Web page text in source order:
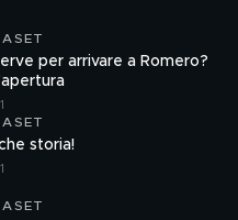
per arrivare a Romero?
storia!